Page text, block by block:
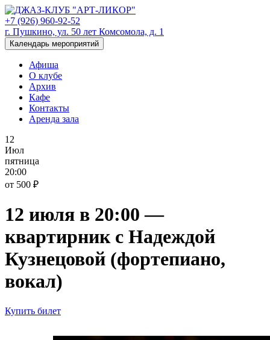
+7 (926) 960-92-52
г. Пушкино, ул. 50 лет Комсомола, д. 1
Календарь мероприятий
Афиша
О клубе
Архив
Кафе
Контакты
Аренда зала
12
Июл
пятница
20:00
от 500 ₽
12 июля в 20:00 —
квартирник с Надеждой
Кузнецовой (фортепиано,
вокал)
Купить билет